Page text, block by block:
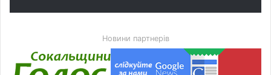
Новини партнерів